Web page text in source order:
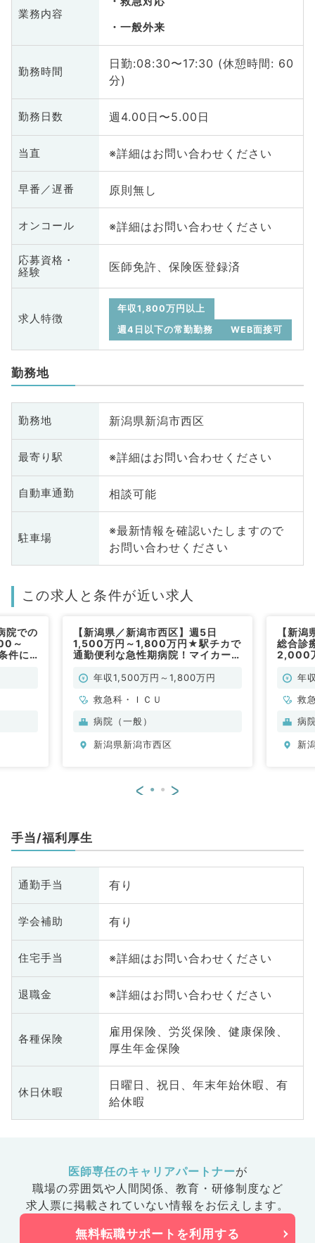
業務内容
一般外来
勤務時間
日勤:08:30〜17:30 (休憩時間: 60
分)
勤務日数 週4.00日〜5.00日
当直 ※詳細はお問い合わせください
早番／遅番 原則無し
オンコール ※詳細はお問い合わせください
応募資格・
経験
医師免許、保険医登録済
求人特徴
年収1,800万円以上
週4日以下の常勤勤務
WEB面接可
勤務地
勤務地 新潟県新潟市西区
最寄り駅 ※詳細はお問い合わせください
自動車通勤 相談可能
駐車場
※最新情報を確認いたしますので
お問い合わせください
この求人と条件が近い求人
院での
～
件に
【新潟県／新潟市西区】週5日
1,500万円～1,800万円★駅チカで
通勤便利な急性期病院！マイカー通
年収1,500万円～1,800万円
救急科・ＩＣＵ
病院（一般）
新潟県新潟市西区
【新
総合診
2,000
る（年
救
病
新
< >
手当/福利厚生
通勤手当 有り
学会補助 有り
住宅手当 ※詳細はお問い合わせください
退職金 ※詳細はお問い合わせください
各種保険
雇用保険、労災保険、健康保険、
厚生年金保険
休日休暇
日曜日、祝日、年末年始休暇、有
給休暇
医師専任のキャリアパートナーが
職場の雰囲気や人間関係、 教育・研修制度など
求人票に掲載されていない情報をお伝えします。
無料転職サポートを利用する